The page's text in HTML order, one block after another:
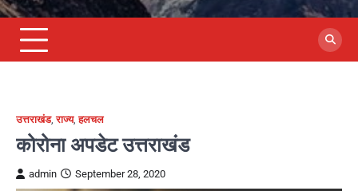
उत्तराखंड,राज्य,हलचल
कोरोना अपडेट उत्तराखंड
admin September 28, 2020